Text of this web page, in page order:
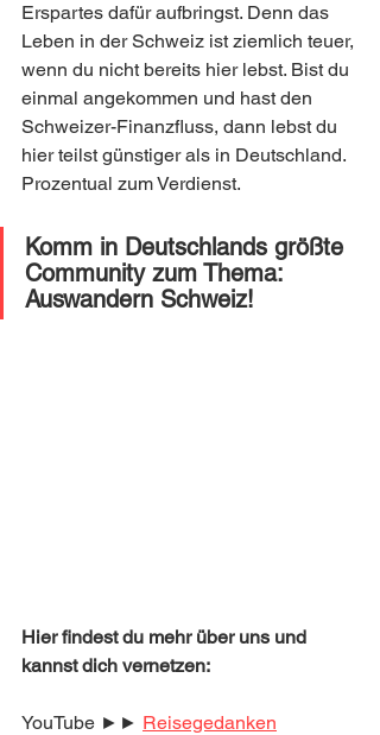
Erspartes dafür aufbringst. Denn das
Leben in der Schweiz ist ziemlich teuer,
wenn du nicht bereits hier lebst. Bist du
einmal angekommen und hast den
Schweizer-Finanzfluss, dann lebst du
hier teilst günstiger als in Deutschland.
Prozentual zum Verdienst.
Komm in Deutschlands größte
Community zum Thema:
Auswandern Schweiz!
Hier findest du mehr über uns und
kannst dich vernetzen:
YouTube ►► Reisegedanken